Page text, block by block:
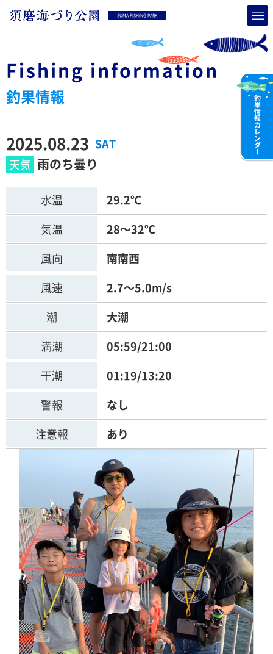
SUMA FISHING PARK
Fishing information
釣果情報
2025.08.23 SAT
雨のち曇り
水温
29.2℃
気温
28～32℃
風向
南南西
風速
2.7～5.0m/s
潮
大潮
満潮
05:59/21:00
干潮
01:19/13:20
警報
なし
注意報
あり